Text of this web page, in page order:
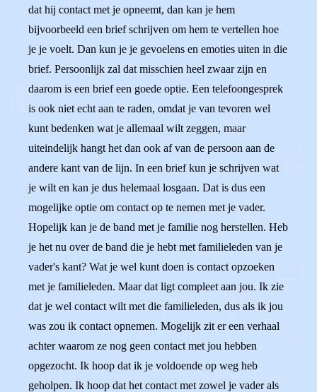
dat hij contact met je opneemt, dan kan je hem
bijvoorbeeld een brief schrijven om hem te vertellen hoe
je je voelt. Dan kun je je gevoelens en emoties uiten in die
brief. Persoonlijk zal dat misschien heel zwaar zijn en
daarom is een brief een goede optie. Een telefoongesprek
is ook niet echt aan te raden, omdat je van tevoren wel
kunt bedenken wat je allemaal wilt zeggen, maar
uiteindelijk hangt het dan ook af van de persoon aan de
andere kant van de lijn. In een brief kun je schrijven wat
je wilt en kan je dus helemaal losgaan. Dat is dus een
mogelijke optie om contact op te nemen met je vader.
Hopelijk kan je de band met je familie nog herstellen. Heb
je het nu over de band die je hebt met familieleden van je
vader's kant? Wat je wel kunt doen is contact opzoeken
met je familieleden. Maar dat ligt compleet aan jou. Ik zie
dat je wel contact wilt met die familieleden, dus als ik jou
was zou ik contact opnemen. Mogelijk zit er een verhaal
achter waarom ze nog geen contact met jou hebben
opgezocht. Ik hoop dat ik je voldoende op weg heb
geholpen. Ik hoop dat het contact met zowel je vader als